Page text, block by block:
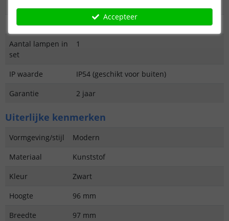
Functie
Decoratief
Aantal lampen in
set
1
IP waarde
IP54 (geschikt voor buiten)
Garantie
2 jaar
Uiterlijke kenmerken
Vormgeving/stijl
Modern
Materiaal
Kunststof
Kleur
Zwart
Hoogte
96 mm
Breedte
97 mm
Accepteer